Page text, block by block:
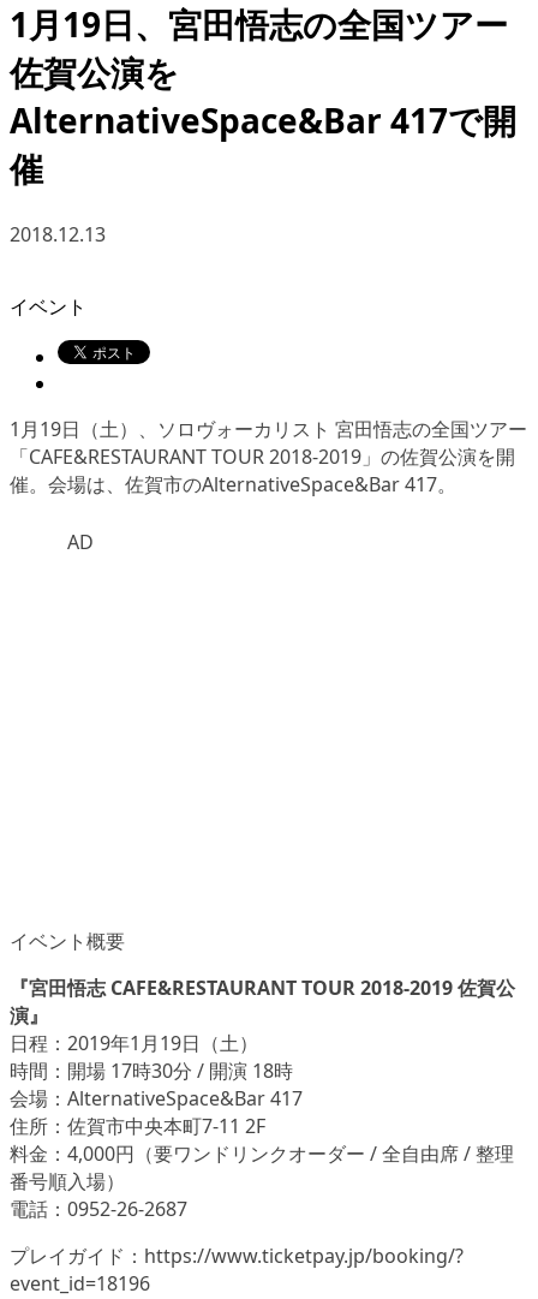
1月19日、宮田悟志の全国ツアー
佐賀公演を
AlternativeSpace&Bar 417で開
催
2018.12.13
イベント
1月19日（土）、ソロヴォーカリスト 宮田悟志の全国ツアー
「CAFE&RESTAURANT TOUR 2018-2019」 の佐賀公演を開
催。会場は、佐賀市のAlternativeSpace&Bar 417。
AD
イベント概要
『宮田悟志 CAFE&RESTAURANT TOUR 2018-2019 佐賀公
演』
日程：2019年1月19日（土）
時間：開場 17時30分 / 開演 18時
会場：AlternativeSpace&Bar 417
住所：佐賀市中央本町7-11 2F
料金：4,000円（要ワンドリンクオーダー / 全自由席 / 整理
番号順入場）
電話：0952-26-2687
プレイガイド：https://www.ticketpay.jp/booking/?
event_id=18196